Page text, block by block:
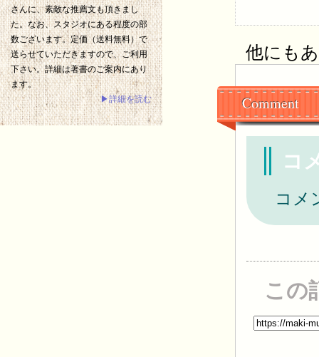
他にも
Comment
コ
コメ
この
さんに、素敵な推薦文も頂きまし
た。なお、スタジオにある程度の部
数ございます。定価（送料無料）で
送らせていただきますので、ご利用
下さい。詳細は著書のご案内にあり
ます。
▶詳細を読む